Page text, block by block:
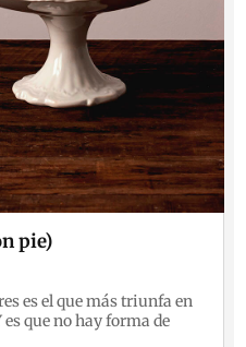
pie)
es el que más triunfa en
que no hay forma de